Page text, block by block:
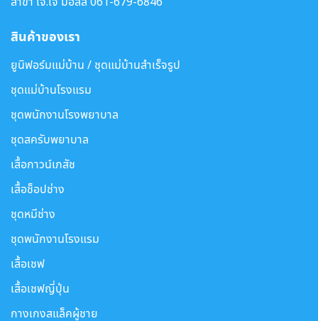
สินค้าของเรา
ยูนิฟอร์มแม่บ้าน / ชุดแม่บ้านสำเร็จรูป
ชุดแม่บ้านโรงแรม
ชุดพนักงานโรงพยาบาล
ชุดสครับพยาบาล
เสื้อกาวน์เภสัช
เสื้อช็อปช่าง
ชุดหมีช่าง
ชุดพนักงานโรงแรม
เสื้อเชฟ
เสื้อเชฟญี่ปุ่น
กางเกงสแล็คผู้ชาย